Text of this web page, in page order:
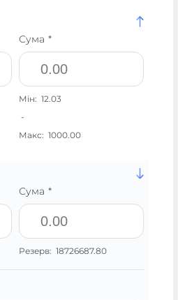
Сума *
Мін: 12.03
-
Макс: 1000.00
Сума *
Резерв: 18726687.80